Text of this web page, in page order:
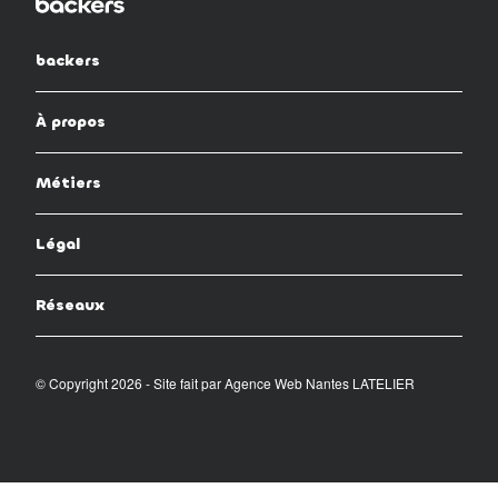
backers
À propos
Métiers
Légal
Réseaux
© Copyright 2026 - Site fait parAgence Web Nantes LATELIER